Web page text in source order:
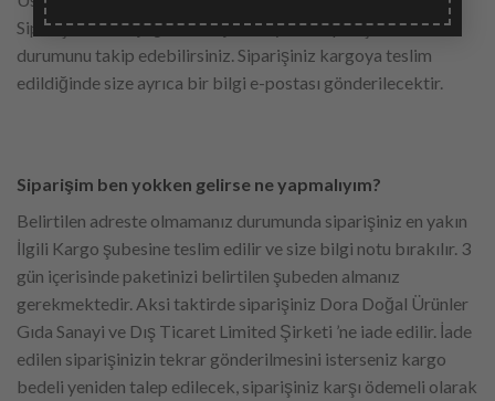
Siparişlerim’i seçtiğinizde açılan sayfada siparişlerinizin
durumunu takip edebilirsiniz. Siparişiniz kargoya teslim
edildiğinde size ayrıca bir bilgi e-postası gönderilecektir.
Siparişim ben yokken gelirse ne yapmalıyım?
Belirtilen adreste olmamanız durumunda siparişiniz en yakın
İlgili Kargo şubesine teslim edilir ve size bilgi notu bırakılır. 3
gün içerisinde paketinizi belirtilen şubeden almanız
gerekmektedir. Aksi taktirde siparişiniz Dora Doğal Ürünler
Gıda Sanayi ve Dış Ticaret Limited Şirketi ’ne iade edilir. İade
edilen siparişinizin tekrar gönderilmesini isterseniz kargo
bedeli yeniden talep edilecek, siparişiniz karşı ödemeli olarak